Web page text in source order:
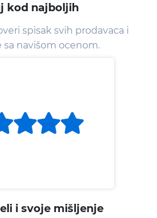
kod najboljih
spisak svih prodavaca i
sa navišom ocenom.
i svoje mišljenje